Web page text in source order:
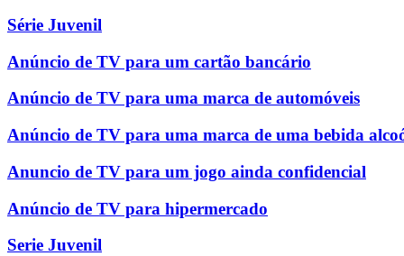
Série Juvenil
Anúncio de TV para um cartão bancário
Anúncio de TV para uma marca de automóveis
Anúncio de TV para uma marca de uma bebida
Anuncio de TV para um jogo ainda confidencial
Anúncio de TV para hipermercado
Serie Juvenil